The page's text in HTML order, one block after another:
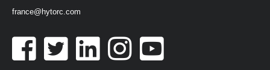
france@hytorc.com